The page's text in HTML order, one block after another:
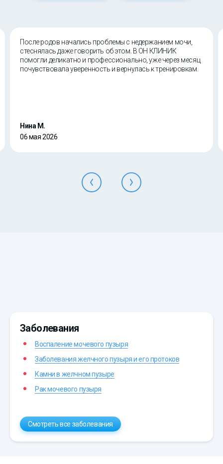
После родов начались проблемы с недержанием мочи,
стеснялась даже говорить об этом. В ОН КЛИНИК
помогли деликатно и профессионально, уже через месяц
почувствовала уверенность и вернулась к тренировкам.
Нина М.
06 мая 2026
Заболевания
Воспаление мочевого пузыря
Заболевания желчного пузыря и его протоков
Камни в желчном пузыре
Рак мочевого пузыря
Смотреть все заболевания